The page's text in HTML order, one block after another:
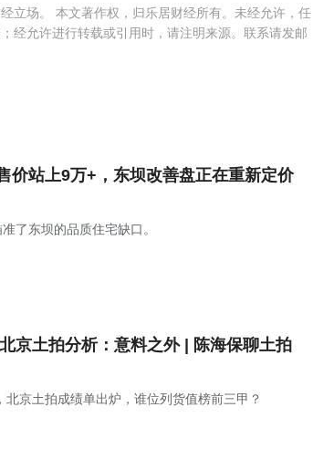
立场。 本文著作权，归乐居财经所有。未经允许，任
经允许进行转载或引用时，请注明来源。联系请发邮
价站上9万+，东坝改善盘正在重新定价
了东坝的品质住宅缺口。
京土拍分析：意料之外 | 陈海保聊土拍
北京土拍成绩单出炉，谁位列货值榜前三甲？